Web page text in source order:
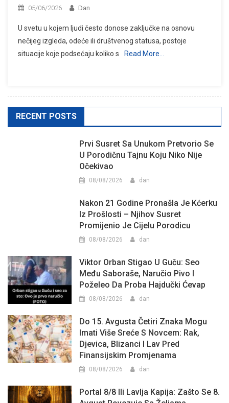
05/06/2026 Dan
U svetu u kojem ljudi često donose zaključke na osnovu
nečijeg izgleda, odeće ili društvenog statusa, postoje
situacije koje podsećaju koliko s
Read More…
RECENT POSTS
Prvi Susret Sa Unukom Pretvorio Se
U Porodičnu Tajnu Koju Niko Nije
Očekivao
08/08/2026 dan
Nakon 21 Godine Pronašla Je Kćerku
Iz Prošlosti – Njihov Susret
Promijenio Je Cijelu Porodicu
08/08/2026 dan
Viktor Orban Stigao U Guču: Seo
Među Saboraše, Naručio Pivo I
Poželeo Da Proba Hajdučki Ćevap
08/08/2026 dan
Do 15. Avgusta Četiri Znaka Mogu
Imati Više Sreće S Novcem: Rak,
Djevica, Blizanci I Lav Pred
Finansijskim Promjenama
08/08/2026 dan
Portal 8/8 Ili Lavlja Kapija: Zašto Se 8.